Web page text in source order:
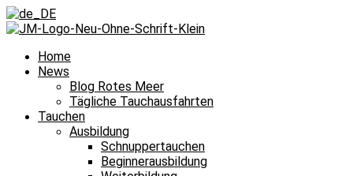
Home
News
Blog Rotes Meer
Tägliche Tauchausfahrten
Tauchen
Ausbildung
Schnuppertauchen
Beginnerausbildung